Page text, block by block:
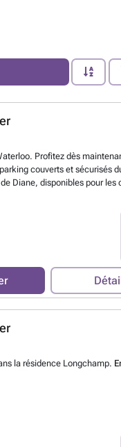
Profitez dès
couverts et sécurisés
Diane, disponibles pour les
de nombreux commerces,
est la solution idéale pour
Accédez facilement aux
365a et W) et bénéficiez d'un
tout au long de la journée.
une place de parking,
quotidien ! Vous pouvez
sur le lien suivant :
la résidence Longchamp.